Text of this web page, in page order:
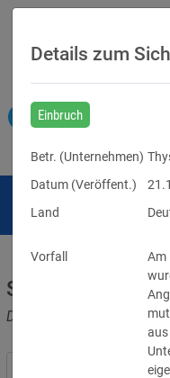
Datenpannen, Cyber-
Details zum
Einbruch
Betr. (Unternehmen)
Datum (Veröffent.)
Land
Vorfall
Am